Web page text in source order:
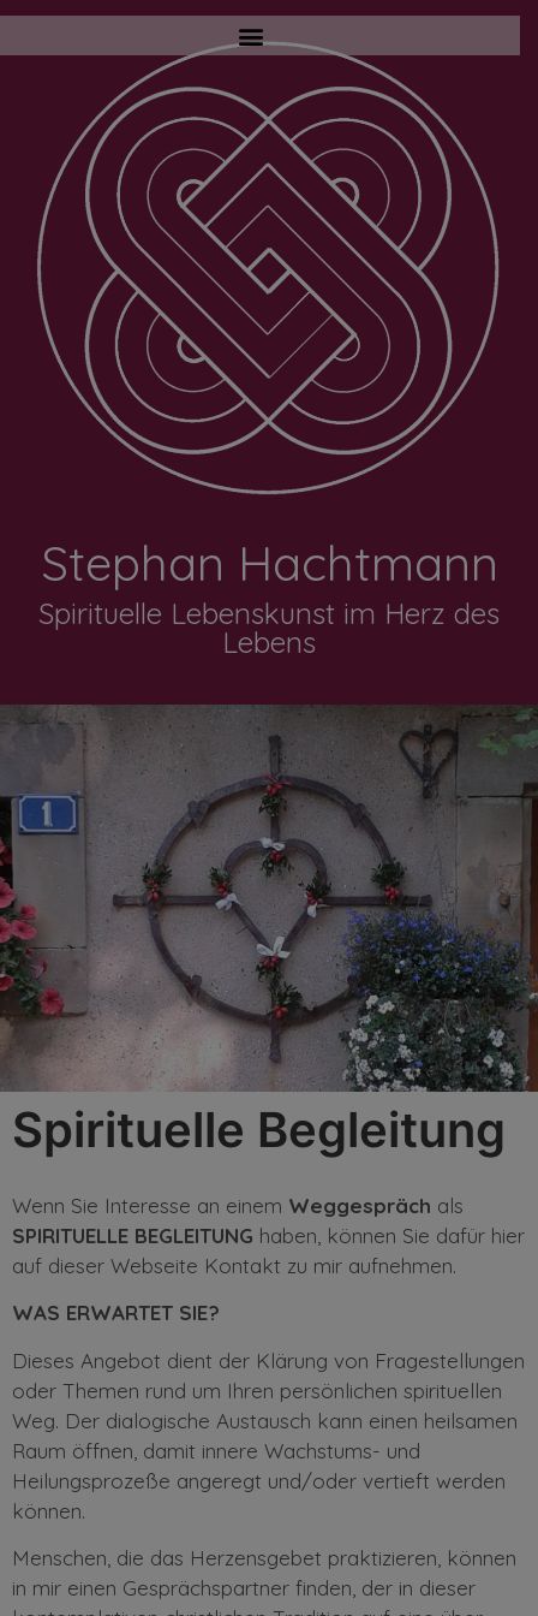
Stephan Hachtmann
Spirituelle Lebenskunst im Herz des
Lebens
Spirituelle Begleitung
Wenn Sie Interesse an einem Weggespräch als
SPIRITUELLE BEGLEITUNG haben, können Sie dafür hier
auf dieser Webseite Kontakt zu mir aufnehmen.
WAS ERWARTET SIE?
Dieses Angebot dient der Klärung von Fragestellungen
oder Themen rund um Ihren persönlichen spirituellen
Weg. Der dialogische Austausch kann einen heilsamen
Raum öffnen, damit innere Wachstums- und
Heilungsprozeße angeregt und/oder vertieft werden
können.
Menschen, die das Herzensgebet praktizieren, können
in mir einen Gesprächspartner finden, der in dieser